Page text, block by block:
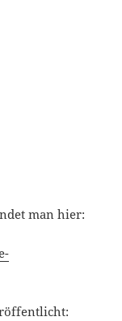
man hier: